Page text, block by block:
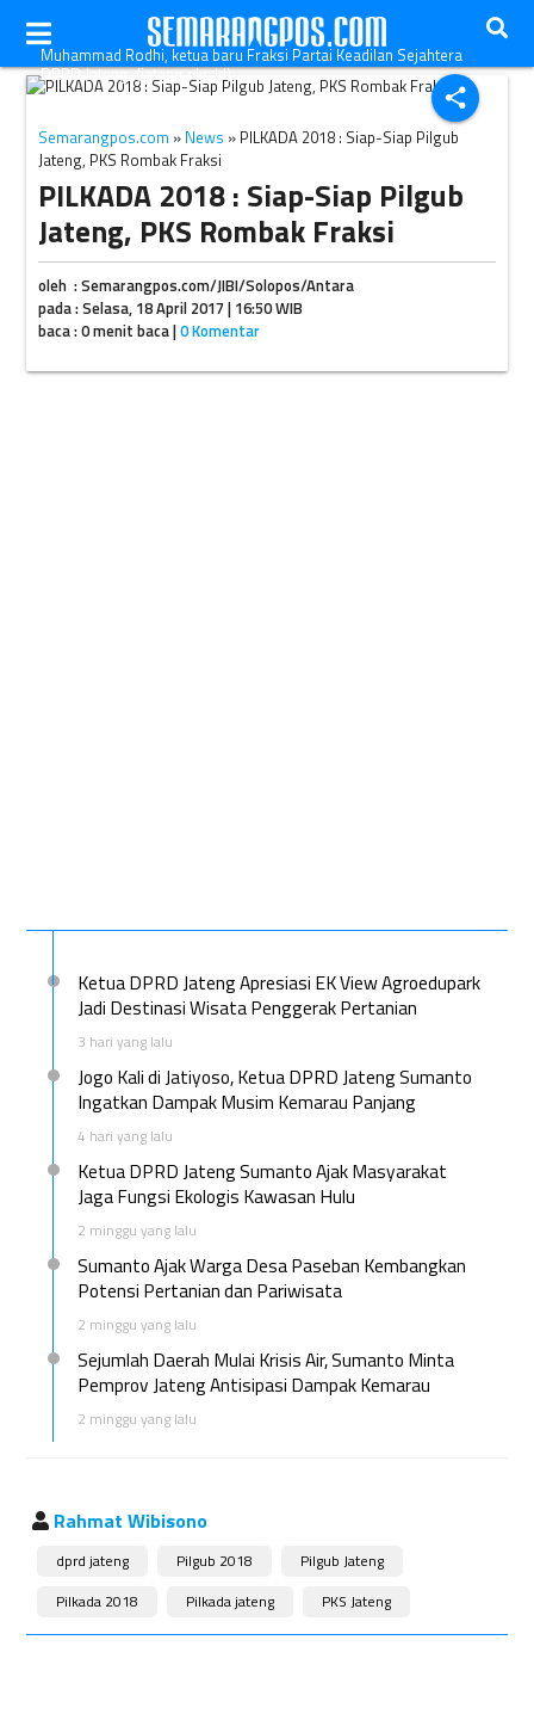
share
Muhammad Rodhi, ketua baru Fraksi Partai Keadilan Sejahtera
DPRD Jateng. (jateng.pks.id)
Semarangpos.com » News » PILKADA 2018 : Siap-Siap Pilgub
Jateng, PKS Rombak Fraksi
PILKADA 2018 : Siap-Siap Pilgub
Jateng, PKS Rombak Fraksi
oleh : Semarangpos.com/JIBI/Solopos/Antara
pada : Selasa, 18 April 2017 | 16:50 WIB
baca : 0 menit baca |0 Komentar
Ketua DPRD Jateng Apresiasi EK View Agroedupark
Jadi Destinasi Wisata Penggerak Pertanian
3 hari yang lalu
Jogo Kali di Jatiyoso, Ketua DPRD Jateng Sumanto
Ingatkan Dampak Musim Kemarau Panjang
4 hari yang lalu
Ketua DPRD Jateng Sumanto Ajak Masyarakat
Jaga Fungsi Ekologis Kawasan Hulu
2 minggu yang lalu
Sumanto Ajak Warga Desa Paseban Kembangkan
Potensi Pertanian dan Pariwisata
2 minggu yang lalu
Sejumlah Daerah Mulai Krisis Air, Sumanto Minta
Pemprov Jateng Antisipasi Dampak Kemarau
2 minggu yang lalu
Rahmat Wibisono
dprd jateng Pilgub 2018
Pilgub Jateng
Pilkada 2018
Pilkada jateng PKS Jateng